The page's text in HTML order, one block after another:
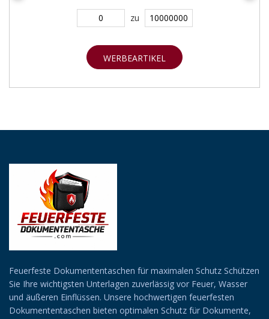
zu
WERBEARTIKEL
Feuerfeste Dokumententaschen für maximalen Schutz Schützen
Sie Ihre wichtigsten Unterlagen zuverlässig vor Feuer, Wasser
und äußeren Einflüssen. Unsere hochwertigen feuerfesten
Dokumententaschen bieten optimalen Schutz für Dokumente,